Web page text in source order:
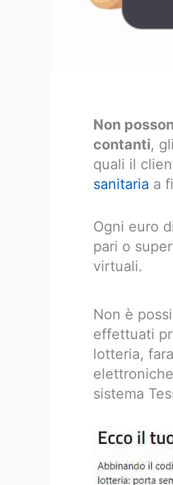
Non
contanti,
quali il
sanitaria a
Ogni euro
pari o
virtuali.
Non è
effettuati
lotteria,
sistema